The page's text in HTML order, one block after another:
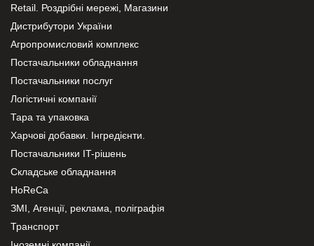
Retail. Роздрібні мережі, Магазини
Дистрибутори України
Агропромисловий комплекс
Постачальники обладнання
Постачальники послуг
Логістичні компанії
Тара та упаковка
Харчові добавки. Інгредієнти.
Постачальники IT-рішень
Складське обладнання
HoReCa
ЗМІ, Агенції, реклама, поліграфія
Транспорт